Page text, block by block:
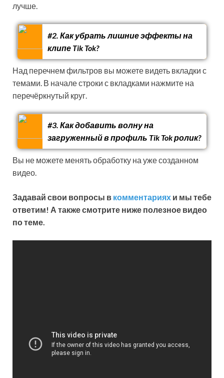
лучше.
#2. Как убрать лишние эффекты на
клипе Tik Tok?
Над перечнем фильтров вы можете видеть вкладки с
темами. В начале строки с вкладками нажмите на
перечёркнутый круг.
#3. Как добавить волну на
загруженный в профиль Tik Tok ролик?
Вы не можете менять обработку на уже созданном
видео.
Задавай свои вопросы в комментариях и мы тебе
ответим! А также смотрите ниже полезное видео
по теме.